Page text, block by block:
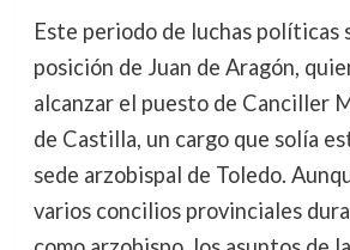
Este periodo de luchas políticas
posición de Juan de Aragón,
alcanzar el puesto de Canciller
de Castilla, un cargo que solía
sede arzobispal de Toledo.
varios concilios provinciales